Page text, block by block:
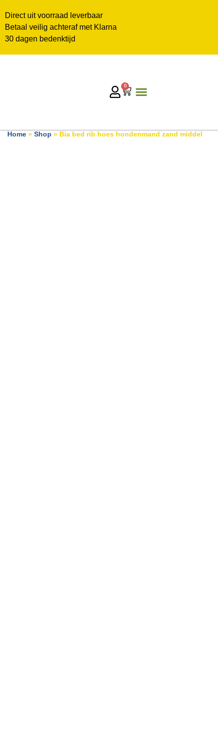
Direct uit voorraad leverbaar
Betaal veilig achteraf met Klarna
30 dagen bedenktijd
0
Home » Shop » Bia bed rib hoes hondenmand zand middel